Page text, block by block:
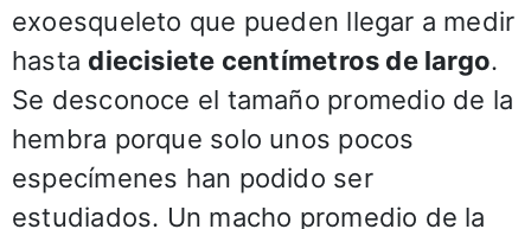
exoesqueleto que pueden llegar a medir
hasta diecisiete centímetros de largo.
Se desconoce el tamaño promedio de la
hembra porque solo unos pocos
especímenes han podido ser
estudiados. Un macho promedio de la